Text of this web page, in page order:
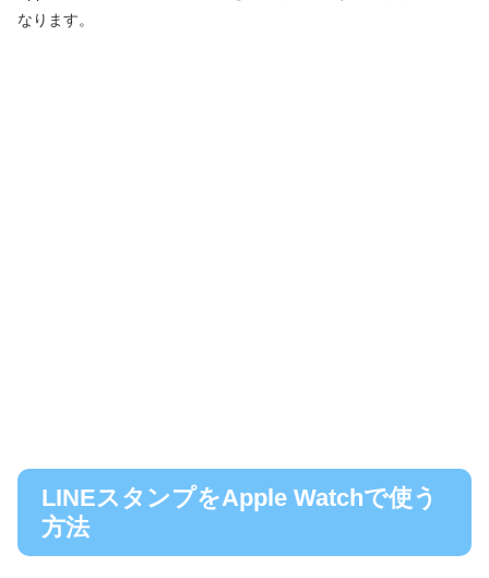
なります。
LINEスタンプをApple Watchで使う
方法